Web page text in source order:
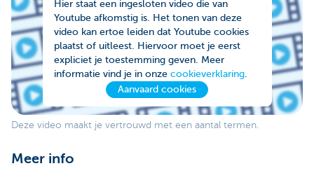
Hier staat een ingesloten video die van
Youtube afkomstig is. Het tonen van deze
video kan ertoe leiden dat Youtube cookies
plaatst of uitleest. Hiervoor moet je eerst
expliciet je toestemming geven. Meer
informatie vind je in onze cookieverklaring.
Aanvaard cookies
Deze video maakt je vertrouwd met een aantal termen.
Meer info